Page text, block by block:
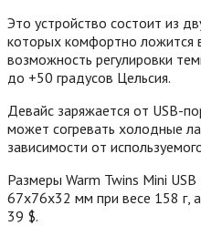
Это устройство состоит из
которых комфортно ложится
возможность регулировки
до +50 градусов Цельсия.
Девайс заряжается от USB-
может согревать холодные
зависимости от
Размеры Warm Twins Mini
67х76х32 мм при весе 158 г,
39 $.